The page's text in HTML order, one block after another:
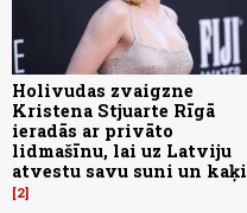
Holivudas zvaigzne
Kristena Stjuarte Rīgā
ieradās ar privāto
lidmašīnu, lai uz Latviju
atvestu savu suni un kaķi
2